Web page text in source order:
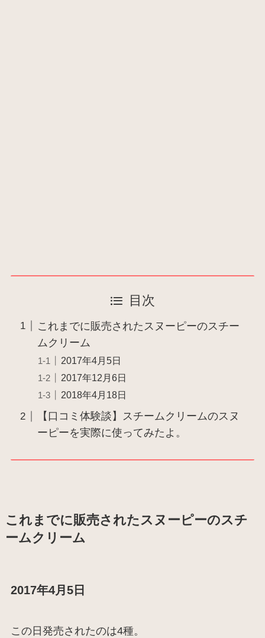
目次
これまでに販売されたスヌーピーのスチー
ムクリーム
2017年4月5日
2017年12月6日
2018年4月18日
【口コミ体験談】スチームクリームのスヌ
ーピーを実際に使ってみたよ。
これまでに販売されたスヌーピーのスチ
ームクリーム
2017年4月5日
この日発売されたのは4種。